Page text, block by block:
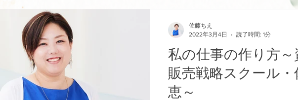
ます。 でも、色だけを整えても、申
私の仕事の作り方～
販売戦略スクール・
恵～
佐藤ちえ
2022年3月4日
読了時間: 1分